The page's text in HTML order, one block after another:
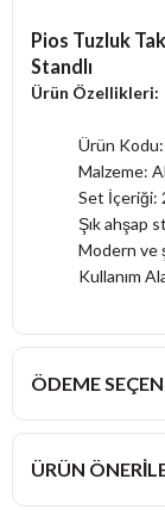
Pios Tuzluk
Standlı
Ürün Özellikleri:
Ürün
Malzeme:
Set İçeriği:
Şık ahşap
Modern ve
Kullanım
ÖDEME
ÜRÜN